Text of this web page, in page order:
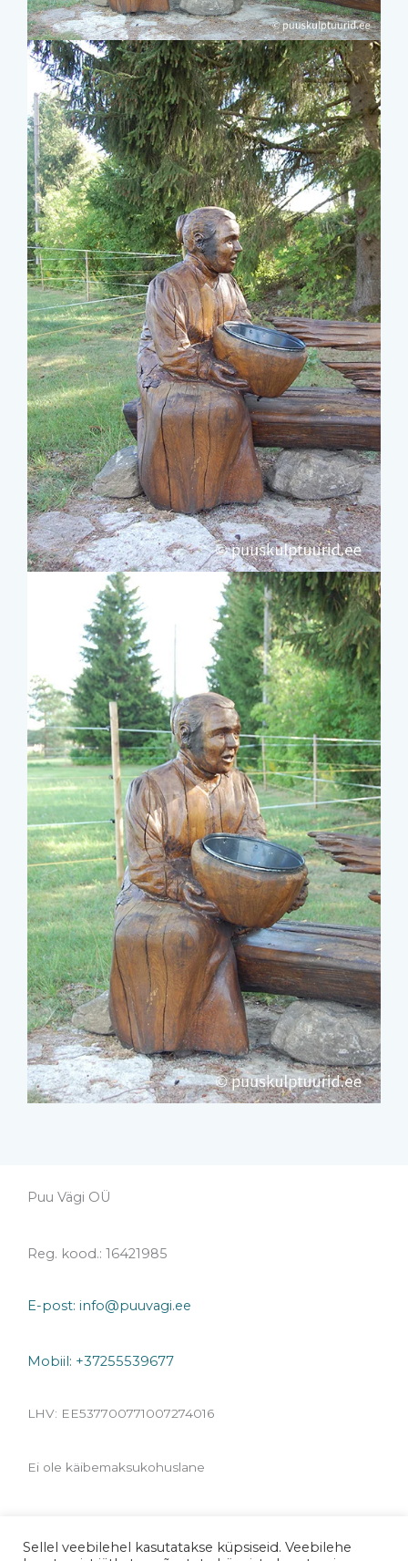
Puu Vägi OÜ
Reg. kood.: 16421985
E-post: info@puuvagi.ee
Mobiil: +37255539677
LHV: EE537700771007274016
Ei ole käibemaksukohuslane
Sellel veebilehel kasutatakse küpsiseid. Veebilehe